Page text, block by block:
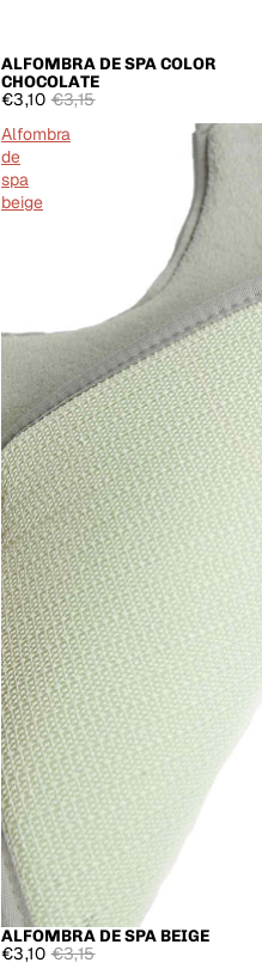
OFERTA
ALFOMBRA DE SPA COLOR
CHOCOLATE
€3,10 €3,15
Alfombra
de
spa
beige
OFERTA
ALFOMBRA DE SPA BEIGE
€3,10 €3,15